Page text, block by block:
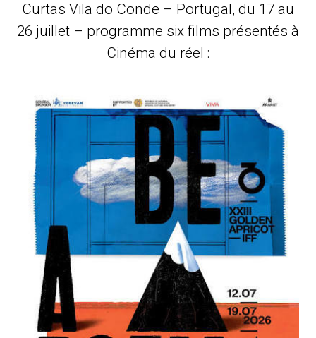
Curtas Vila do Conde – Portugal, du 17 au
26 juillet – programme six films présentés à
Cinéma du réel :